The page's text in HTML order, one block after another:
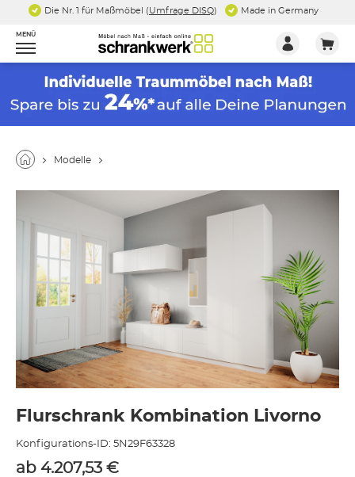
Die Nr. 1 für Maßmöbel (Umfrage DISQ) Made in Germany
MENÜ
Modelle
Flurschrank Kombination Livorno
Konfigurations-ID: 5N29F63328
ab 4.207,53 €